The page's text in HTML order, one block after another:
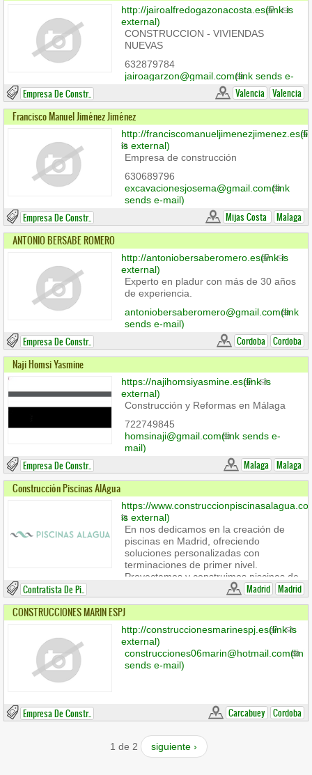
http://jairoalfredogazonacosta.es(link is
external)
CONSTRUCCION - VIVIENDAS
NUEVAS
632879784
jairoagarzon@gmail.com(link sends e-
Valencia Valencia
Empresa De Constr..
Francisco Manuel Jiménez Jiménez
http://franciscomanueljimenezjimenez.es
is external)
Empresa de construcción
630689796
excavacionesjosema@gmail.com(link
sends e-mail)
Mijas Costa Malaga
Empresa De Constr..
ANTONIO BERSABE ROMERO
http://antoniobersaberomero.es(link is
external)
Experto en pladur con más de 30 años
de experiencia.
antoniobersaberomero@gmail.com(link
sends e-mail)
Cordoba Cordoba
Empresa De Constr..
Naji Homsi Yasmine
https://najihomsiyasmine.es(link is
external)
Construcción y Reformas en Málaga
722749845
homsinaji@gmail.com(link sends e-
mail)
Malaga Malaga
Empresa De Constr..
Construcción Piscinas AlAgua
https://
is external)
En nos dedicamos en la creación de
piscinas en Madrid, ofreciendo
soluciones personalizadas con
terminaciones de primer nivel.
Proyectamos y construimos piscinas de
obra ajustadas a cada entorno, diseño
y requerimiento, considerando cada
último azulejo. Como compañía experta
en piscinas con amplia experiencia, nos
encargamos tanto del diseño como del
revestimiento. Empleamos
componentes de calidad y buen diseño,
de obra, fusionando funcionalidad y
estilo distintivo.
Madrid Madrid
Contratista De Pi..
CONSTRUCCIONES MARIN ESPJ
http://construccionesmarinespj.es(link is
external)
construcciones06marin@hotmail.com(link
sends e-mail)
Carcabuey Cordoba
Empresa De Constr..
1 de 2 siguiente ›